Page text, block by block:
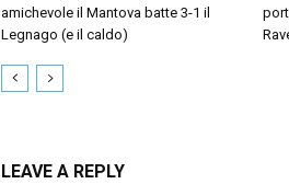
amichevole il Mantova batte 3-1 il
Legnago (e il caldo)
LEAVE A REPLY